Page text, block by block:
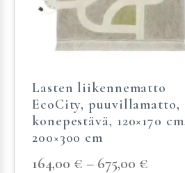
Lasten liikennematto
EcoCity, puuvillamatto,
konepestävä, 120×170
200×300 cm
164,00 € – 675,00 €